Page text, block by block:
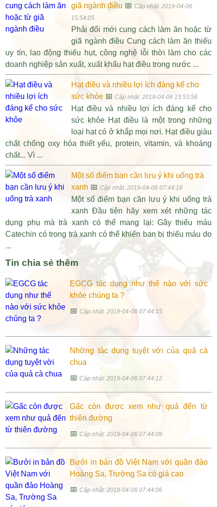
giã ngành điều 📅 Cập nhật: 2019-04-06
15:54:05
Phải đổi mới cung cách làm ăn hoặc từ
giã ngành điều Cung cách làm ăn thiếu
uy tín, lao động thiếu hụt, công nghệ lỗi thời làm cho các
doanh nghiệp sản xuất, xuất khẩu hạt điều trong nước ...
Hạt điều và nhiều lợi ích đáng kể cho
sức khỏe📅 Cập nhật: 2019-04-06 15:53:56
Hạt điều và nhiều lợi ích đáng kể cho
sức khỏe Hạt điều là một trong những
loại hạt có ở khắp mọi nơi. Hạt điều giàu
chất chống oxy hóa thiết yếu, protein, vitamin, và khoáng
chất... Vì ...
Một số điểm bạn cần lưu ý khi uống trà
xanh 📅 Cập nhật: 2019-04-06 07:44:18
Một số điểm bạn cần lưu ý khi uống trà
xanh Đầu tiên hãy xem xét những tác
dụng phụ mà trà xanh có thể mang lại: Gây thiếu máu
Catechin có trong trà xanh có thể khiến bạn bị thiếu máu do
...
Tin chia sẻ thêm
EGCG tác dụng như thế nào với sức
khỏe chúng ta ?
📅Cập nhật: 2019-04-06 07:44:15
Những tác dụng tuyệt vời của quả cà
chua
📅Cập nhật: 2019-04-06 07:44:12
Gấc còn được xem như quả đến từ
thiên đường
📅Cập nhật: 2019-04-06 07:44:09
Bưởi in bản đồ Việt Nam với quần đảo
Hoàng Sa, Trường Sa có giá cao
📅Cập nhật: 2019-04-06 07:44:06